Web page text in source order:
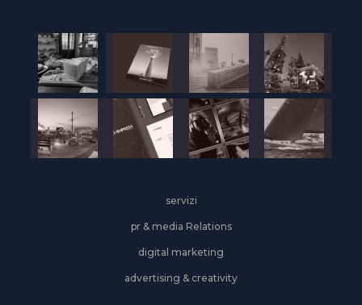
servizi
pr & media Relations
digital marketing
advertising & creativity